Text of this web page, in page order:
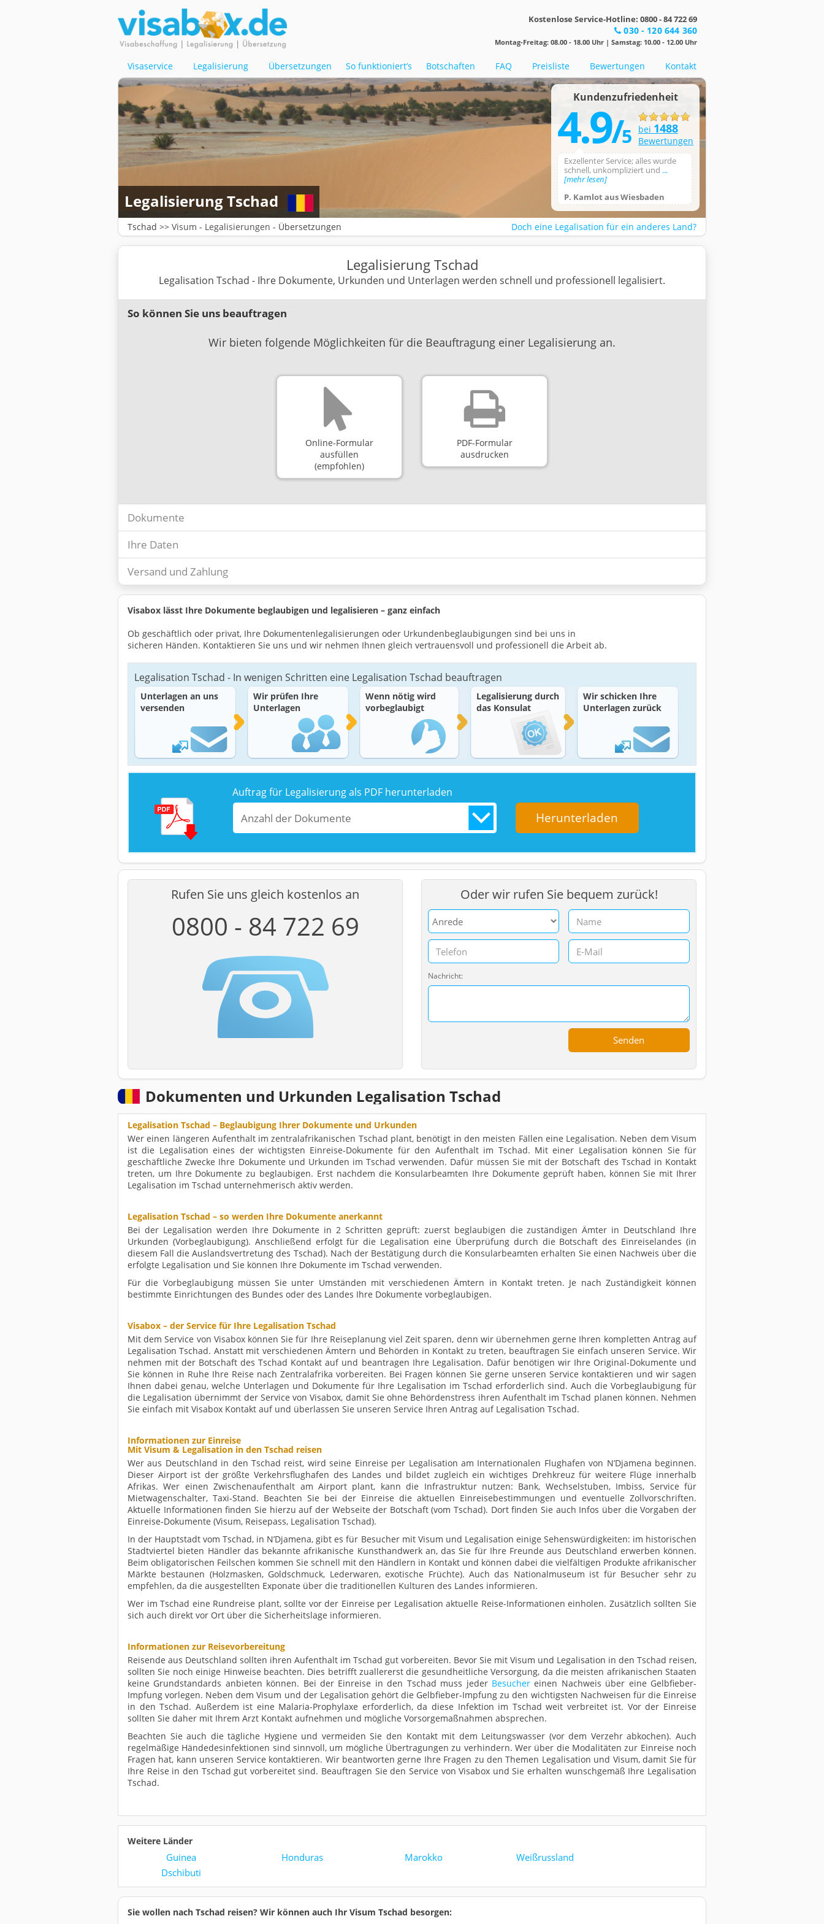
Kostenlose Service-Hotline: 0800 - 84 722 69
030 - 120 644 360
Montag-Freitag: 08.00 - 18.00 Uhr | Samstag: 10.00 - 12.00 Uhr
Visaservice Legalisierung Übersetzungen So funktioniert’s Botschaften FAQ Preisliste Bewertungen Kontakt
Kundenzufriedenheit
4.9/5 bei 1488
Bewertungen
Exzellenter Service; alles wurde
schnell, unkompliziert und ...
[mehr lesen]
P. Kamlot aus Wiesbaden
Legalisierung Tschad
Tschad >> Visum - Legalisierungen - Übersetzungen Doch eine Legalisation für ein anderes Land?
Legalisierung Tschad
Legalisation Tschad - Ihre Dokumente, Urkunden und Unterlagen werden schnell und professionell legalisiert.
So können Sie uns beauftragen
Wir bieten folgende Möglichkeiten für die Beauftragung einer Legalisierung an.
Online-Formular
ausfüllen
(empfohlen)
PDF-Formular
ausdrucken
Dokumente
Ihre Daten
Versand und Zahlung
Visabox lässt Ihre Dokumente beglaubigen und legalisieren – ganz einfach
Ob geschäftlich oder privat, Ihre Dokumentenlegalisierungen oder Urkundenbeglaubigungen sind bei uns in
sicheren Händen. Kontaktieren Sie uns und wir nehmen Ihnen gleich vertrauensvoll und professionell die Arbeit ab.
Legalisation Tschad - In wenigen Schritten eine Legalisation Tschad beauftragen
Unterlagen an uns
versenden
Wir prüfen Ihre
Unterlagen
Wenn nötig wird
vorbeglaubigt
Legalisierung durch
das Konsulat
Wir schicken Ihre
Unterlagen zurück
Auftrag für Legalisierung als PDF herunterladen
Anzahl der Dokumente
Rufen Sie uns gleich kostenlos an
0800 - 84 722 69
Oder wir rufen Sie bequem zurück!
Nachricht:
Dokumenten und Urkunden Legalisation Tschad
Legalisation Tschad – Beglaubigung Ihrer Dokumente und Urkunden
Wer einen längeren Aufenthalt im zentralafrikanischen Tschad plant, benötigt in den meisten Fällen eine Legalisation. Neben dem Visum
ist die Legalisation eines der wichtigsten Einreise-Dokumente für den Aufenthalt im Tschad. Mit einer Legalisation können Sie für
geschäftliche Zwecke Ihre Dokumente und Urkunden im Tschad verwenden. Dafür müssen Sie mit der Botschaft des Tschad in Kontakt
treten, um Ihre Dokumente zu beglaubigen. Erst nachdem die Konsularbeamten Ihre Dokumente geprüft haben, können Sie mit Ihrer
Legalisation im Tschad unternehmerisch aktiv werden.
Legalisation Tschad – so werden Ihre Dokumente anerkannt
Bei der Legalisation werden Ihre Dokumente in 2 Schritten geprüft: zuerst beglaubigen die zuständigen Ämter in Deutschland Ihre
Urkunden (Vorbeglaubigung). Anschließend erfolgt für die Legalisation eine Überprüfung durch die Botschaft des Einreiselandes (in
diesem Fall die Auslandsvertretung des Tschad). Nach der Bestätigung durch die Konsularbeamten erhalten Sie einen Nachweis über die
erfolgte Legalisation und Sie können Ihre Dokumente im Tschad verwenden.
Für die Vorbeglaubigung müssen Sie unter Umständen mit verschiedenen Ämtern in Kontakt treten. Je nach Zuständigkeit können
bestimmte Einrichtungen des Bundes oder des Landes Ihre Dokumente vorbeglaubigen.
Visabox – der Service für Ihre Legalisation Tschad
Mit dem Service von Visabox können Sie für Ihre Reiseplanung viel Zeit sparen, denn wir übernehmen gerne Ihren kompletten Antrag auf
Legalisation Tschad. Anstatt mit verschiedenen Ämtern und Behörden in Kontakt zu treten, beauftragen Sie einfach unseren Service. Wir
nehmen mit der Botschaft des Tschad Kontakt auf und beantragen Ihre Legalisation. Dafür benötigen wir Ihre Original-Dokumente und
Sie können in Ruhe Ihre Reise nach Zentralafrika vorbereiten. Bei Fragen können Sie gerne unseren Service kontaktieren und wir sagen
Ihnen dabei genau, welche Unterlagen und Dokumente für Ihre Legalisation im Tschad erforderlich sind. Auch die Vorbeglaubigung für
die Legalisation übernimmt der Service von Visabox, damit Sie ohne Behördenstress ihren Aufenthalt im Tschad planen können. Nehmen
Sie einfach mit Visabox Kontakt auf und überlassen Sie unseren Service Ihren Antrag auf Legalisation Tschad.
Informationen zur Einreise
Mit Visum & Legalisation in den Tschad reisen
Wer aus Deutschland in den Tschad reist, wird seine Einreise per Legalisation am Internationalen Flughafen von N’Djamena beginnen.
Dieser Airport ist der größte Verkehrsflughafen des Landes und bildet zugleich ein wichtiges Drehkreuz für weitere Flüge innerhalb
Afrikas. Wer einen Zwischenaufenthalt am Airport plant, kann die Infrastruktur nutzen: Bank, Wechselstuben, Imbiss, Service für
Mietwagenschalter, Taxi-Stand. Beachten Sie bei der Einreise die aktuellen Einreisebestimmungen und eventuelle Zollvorschriften.
Aktuelle Informationen finden Sie hierzu auf der Webseite der Botschaft (vom Tschad). Dort finden Sie auch Infos über die Vorgaben der
Einreise-Dokumente (Visum, Reisepass, Legalisation Tschad).
In der Hauptstadt vom Tschad, in N’Djamena, gibt es für Besucher mit Visum und Legalisation einige Sehenswürdigkeiten: im historischen
Stadtviertel bieten Händler das bekannte afrikanische Kunsthandwerk an, das Sie für Ihre Freunde aus Deutschland erwerben können.
Beim obligatorischen Feilschen kommen Sie schnell mit den Händlern in Kontakt und können dabei die vielfältigen Produkte afrikanischer
Märkte bestaunen (Holzmasken, Goldschmuck, Lederwaren, exotische Früchte). Auch das Nationalmuseum ist für Besucher sehr zu
empfehlen, da die ausgestellten Exponate über die traditionellen Kulturen des Landes informieren.
Wer im Tschad eine Rundreise plant, sollte vor der Einreise per Legalisation aktuelle Reise-Informationen einholen. Zusätzlich sollten Sie
sich auch direkt vor Ort über die Sicherheitslage informieren.
Informationen zur Reisevorbereitung
Reisende aus Deutschland sollten ihren Aufenthalt im Tschad gut vorbereiten. Bevor Sie mit Visum und Legalisation in den Tschad reisen,
sollten Sie noch einige Hinweise beachten. Dies betrifft zuallererst die gesundheitliche Versorgung, da die meisten afrikanischen Staaten
keine Grundstandards anbieten können. Bei der Einreise in den Tschad muss jeder Besuchereinen Nachweis über eine Gelbfieber-
Impfung vorlegen. Neben dem Visum und der Legalisation gehört die Gelbfieber-Impfung zu den wichtigsten Nachweisen für die Einreise
in den Tschad. Außerdem ist eine Malaria-Prophylaxe erforderlich, da diese Infektion im Tschad weit verbreitet ist. Vor der Einreise
sollten Sie daher mit Ihrem Arzt Kontakt aufnehmen und mögliche Vorsorgemaßnahmen absprechen.
Beachten Sie auch die tägliche Hygiene und vermeiden Sie den Kontakt mit dem Leitungswasser (vor dem Verzehr abkochen). Auch
regelmäßige Händedesinfektionen sind sinnvoll, um mögliche Übertragungen zu verhindern. Wer über die Modalitäten zur Einreise noch
Fragen hat, kann unseren Service kontaktieren. Wir beantworten gerne Ihre Fragen zu den Themen Legalisation und Visum, damit Sie für
Ihre Reise in den Tschad gut vorbereitet sind. Beauftragen Sie den Service von Visabox und Sie erhalten wunschgemäß Ihre Legalisation
Tschad.
Weitere Länder
Guinea Honduras Marokko
Weißrussland
Dschibuti
Sie wollen nach Tschad reisen? Wir können auch Ihr Visum Tschad besorgen: